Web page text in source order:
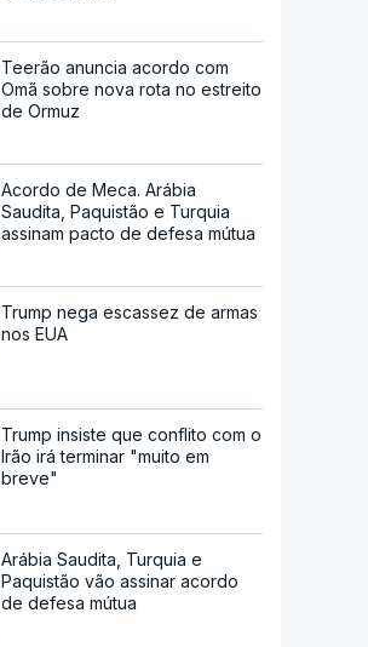
Teerão anuncia acordo com
Omã sobre nova rota no estreito
de Ormuz
Acordo de Meca. Arábia
Saudita, Paquistão e Turquia
assinam pacto de defesa mútua
Trump nega escassez de armas
nos EUA
Trump insiste que conflito com o
Irão irá terminar "muito em
breve"
Arábia Saudita, Turquia e
Paquistão vão assinar acordo
de defesa mútua